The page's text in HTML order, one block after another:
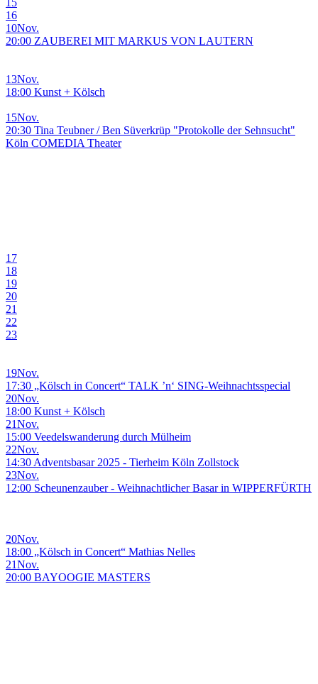
16
10Nov.
20:00 ZAUBEREI MIT MARKUS VON LAUTERN
13Nov.
18:00 Kunst + Kölsch
15Nov.
20:30 Tina Teubner / Ben Süverkrüp "Protokolle der Sehnsucht"
Köln COMEDIA Theater
17
18
19
20
21
22
23
19Nov.
17:30 „Kölsch in Concert“ TALK ’n‘ SING-Weihnachtsspecial
20Nov.
18:00 Kunst + Kölsch
21Nov.
15:00 Veedelswanderung durch Mülheim
22Nov.
14:30 Adventsbasar 2025 - Tierheim Köln Zollstock
23Nov.
12:00 Scheunenzauber - Weihnachtlicher Basar in WIPPERFÜRTH
20Nov.
18:00 „Kölsch in Concert“ Mathias Nelles
21Nov.
20:00 BAYOOGIE MASTERS